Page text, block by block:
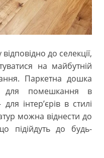
до селекції,
на майбутній
Паркетна дошка
для помешкання в
інтер’єрів в стилі
можна віднести до
підійдуть до будь-